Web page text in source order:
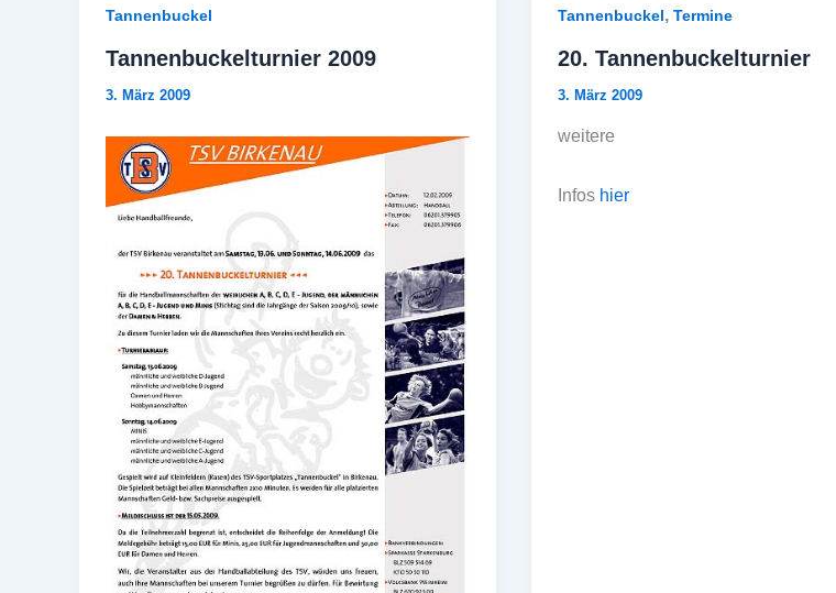
Tannenbuckel
Tannenbuckelturnier 2009
3. März 2009
Tannenbuckel, Termine
20. Tannenbuckelturnier
3. März 2009
weitere
Infos hier